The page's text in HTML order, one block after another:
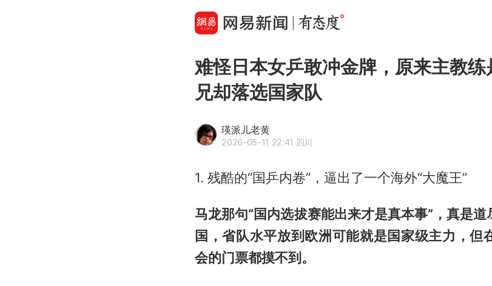
难怪日本女乒敢冲金牌，原来主教
兄却落选国家队
瑛派儿老黄
2026-05-11 22:41·四川
1. 残酷的“国乒内卷”，逼出了一个海外“大魔王”
马龙那句“国内选拔赛能出来才是真本事”，真是
国，省队水平放到欧洲可能就是国家级主力，但
会的门票都摸不到。